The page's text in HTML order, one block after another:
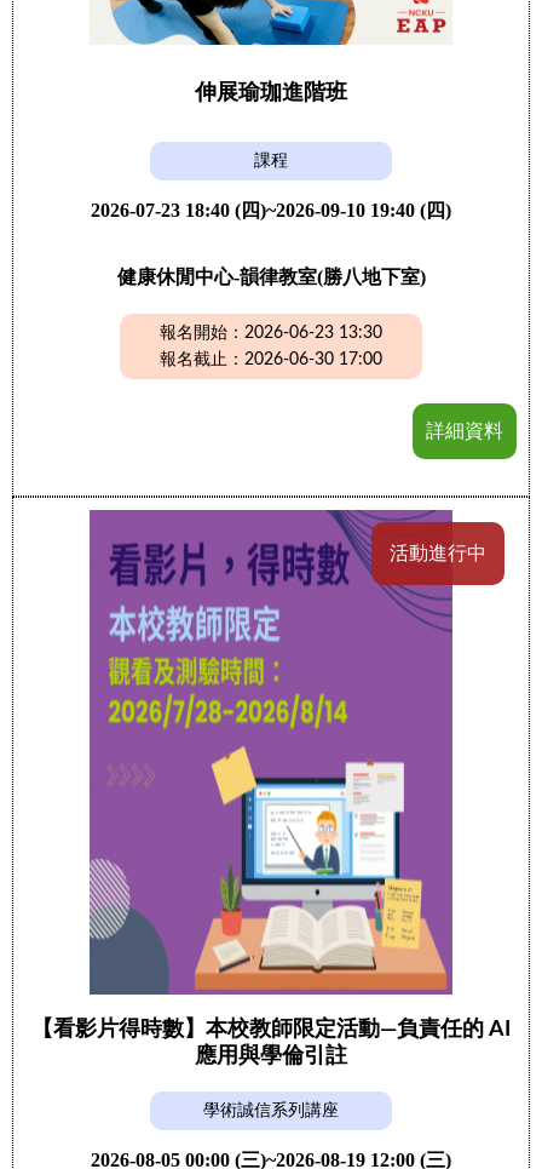
伸展瑜珈進階班
課程
2026-07-23 18:40 (四)~2026-09-10 19:40 (四)
健康休閒中心-韻律教室(勝八地下室)
報名開始：2026-06-23 13:30
報名截止：2026-06-30 17:00
詳細資料
活動進行中
【看影片得時數】本校教師限定活動—負責任的 AI
應用與學倫引註
學術誠信系列講座
2026-08-05 00:00 (三)~2026-08-19 12:00 (三)